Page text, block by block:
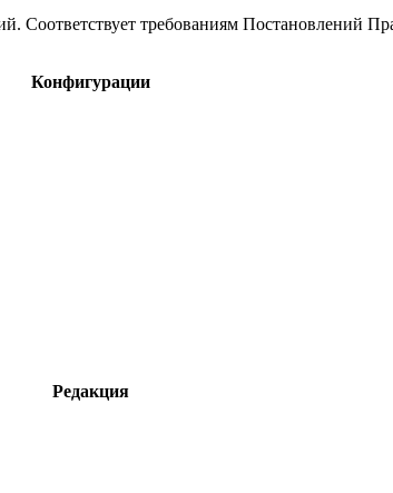
Соответствует требованиям Постановлений
Конфигурации
Редакция